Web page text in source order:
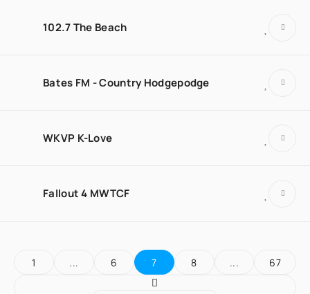
102.7 The Beach
Bates FM - Country Hodgepodge
WKVP K-Love
Fallout 4 MWTCF
1 ... 6 7 8 ... 67